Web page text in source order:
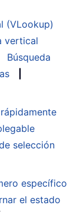
(VLookup)
vertical
Búsqueda
selección
específico
el estado